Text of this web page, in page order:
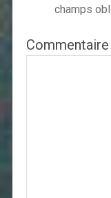
champs
Commentaire